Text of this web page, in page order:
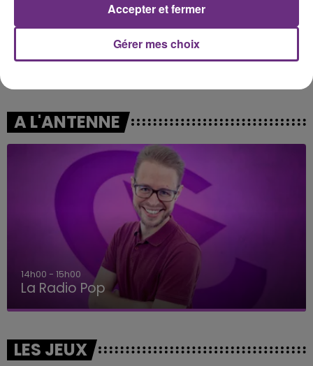
JECK & CARLA GWEN STEFANI
A L'ANTENNE
14h00 - 15h00
La Radio Pop
LES JEUX
Gérer mes choix
Accepter et fermer